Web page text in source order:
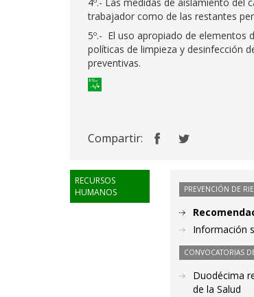
trabajador como de las restantes
5º.- El uso apropiado de elementos
políticas de limpieza y desinfección
preventivas.
Compartir:
RECURSOS
HUMANOS
PREVENCIÓN DE
Información
CONVOCATORIAS
Duodécima
de la Salud